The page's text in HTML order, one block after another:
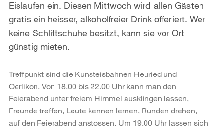
Eislaufen ein. Diesen Mittwoch wird allen Gästen
gratis ein heisser, alkoholfreier Drink offeriert. Wer
keine Schlittschuhe besitzt, kann sie vor Ort
günstig mieten.
Treffpunkt sind die Kunsteisbahnen Heuried und
Oerlikon. Von 18.00 bis 22.00 Uhr kann man den
Feierabend unter freiem Himmel ausklingen lassen,
Freunde treffen, Leute kennen lernen, Runden drehen,
auf den Feierabend anstossen. Um 19.00 Uhr lassen sich